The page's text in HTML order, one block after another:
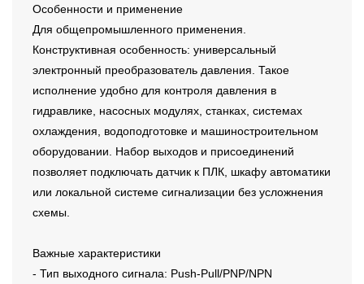
Особенности и применение
Для общепромышленного применения.
Конструктивная особенность: универсальный
электронный преобразователь давления. Такое
исполнение удобно для контроля давления в
гидравлике, насосных модулях, станках, системах
охлаждения, водоподготовке и машиностроительном
оборудовании. Набор выходов и присоединений
позволяет подключать датчик к ПЛК, шкафу автоматики
или локальной системе сигнализации без усложнения
схемы.
Важные характеристики
- Тип выходного сигнала: Push-Pull/PNP/NPN